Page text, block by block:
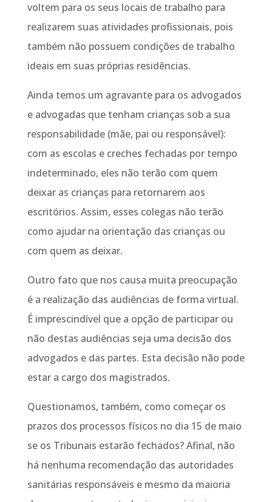
voltem para os seus locais de trabalho para
realizarem suas atividades profissionais, pois
também não possuem condições de trabalho
ideais em suas próprias residências.
Ainda temos um agravante para os advogados
e advogadas que tenham crianças sob a sua
responsabilidade (mãe, pai ou responsável):
com as escolas e creches fechadas por tempo
indeterminado, eles não terão com quem
deixar as crianças para retornarem aos
escritórios. Assim, esses colegas não terão
como ajudar na orientação das crianças ou
com quem as deixar.
Outro fato que nos causa muita preocupação
é a realização das audiências de forma virtual.
É imprescindível que a opção de participar ou
não destas audiências seja uma decisão dos
advogados e das partes. Esta decisão não pode
estar a cargo dos magistrados.
Questionamos, também, como começar os
prazos dos processos físicos no dia 15 de maio
se os Tribunais estarão fechados? Afinal, não
há nenhuma recomendação das autoridades
sanitárias responsáveis e mesmo da maioria